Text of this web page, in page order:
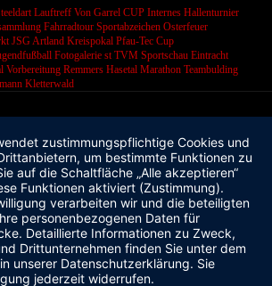
Lauftreff Von Garrel CUP Internes Hallenturnier
Fahrradtour Sportabzeichen Osterfeuer
JSG Artland Kreispokal Pfau-Tec Cup
Fotogalerie st TVM Sportschau Eintracht
Vorbereitung Remmers Hasetal Marathon Teambulding
Kletterwald
zustimmungspflichtige Cookies und
um bestimmte Funktionen zu
auf die Schaltfläche „Alle akzeptieren“
Funktionen aktiviert (Zustimmung).
verarbeiten wir und die beteiligten
personenbezogenen Daten für
Detaillierte Informationen zu Zweck,
Drittunternehmen finden Sie unter dem
unserer Datenschutzerklärung. Sie
jederzeit widerrufen.